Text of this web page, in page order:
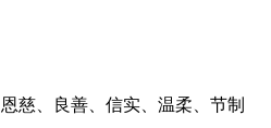
慈、良善、信实、温柔、节制